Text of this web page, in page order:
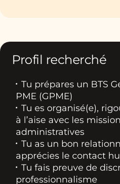
Profil recherché
Tu prépares un BTS
PME (GPME)
Tu es organisé(e),
à l’aise avec les
administratives
Tu as un bon
apprécies le contact
Tu fais preuve de
professionnalisme